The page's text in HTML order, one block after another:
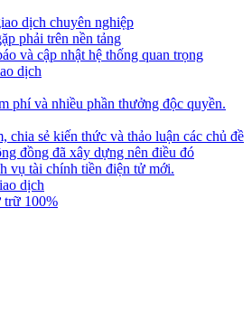
dịch chuyên nghiệp
phải trên nền tảng
và cập nhật hệ thống quan trọng
dịch
phí và nhiều phần thưởng độc quyền.
sẻ kiến thức và thảo luận các chủ đề
đồng đã xây dựng nên điều đó
vụ tài chính tiền điện tử mới.
dịch
trữ 100%